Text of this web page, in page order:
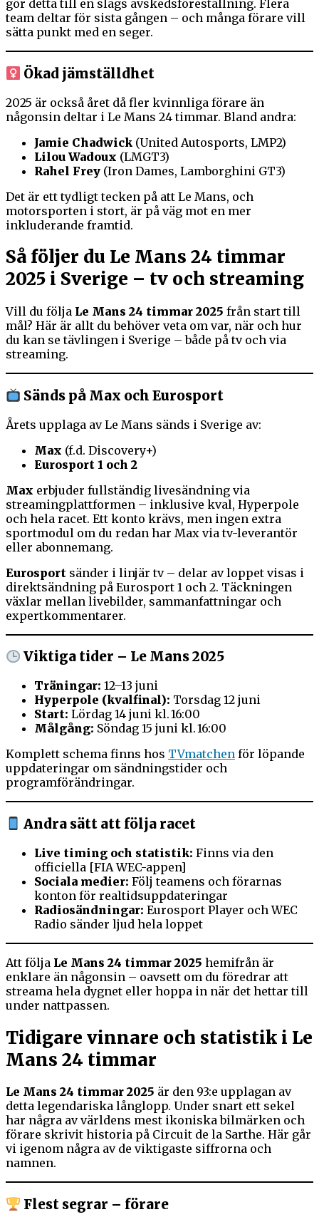
gör detta till en slags avskedsföreställning. Flera
team deltar för sista gången – och många förare vill
sätta punkt med en seger.
Ökad jämställdhet
2025 är också året då fler kvinnliga förare än
någonsin deltar i Le Mans 24 timmar. Bland andra:
Jamie Chadwick (United Autosports, LMP2)
Lilou Wadoux (LMGT3)
Rahel Frey (Iron Dames, Lamborghini GT3)
Det är ett tydligt tecken på att Le Mans, och
motorsporten i stort, är på väg mot en mer
inkluderande framtid.
Så följer du Le Mans 24 timmar
2025 i Sverige – tv och streaming
Vill du följa Le Mans 24 timmar 2025 från start till
mål? Här är allt du behöver veta om var, när och hur
du kan se tävlingen i Sverige – både på tv och via
streaming.
Sänds på Max och Eurosport
Årets upplaga av Le Mans sänds i Sverige av:
Max (f.d. Discovery+)
Eurosport 1 och 2
Max erbjuder fullständig livesändning via
streamingplattformen – inklusive kval, Hyperpole
och hela racet. Ett konto krävs, men ingen extra
sportmodul om du redan har Max via tv-leverantör
eller abonnemang.
Eurosport sänder i linjär tv – delar av loppet visas i
direktsändning på Eurosport 1 och 2. Täckningen
växlar mellan livebilder, sammanfattningar och
expertkommentarer.
Viktiga tider – Le Mans 2025
Träningar: 12–13 juni
Hyperpole (kvalfinal): Torsdag 12 juni
Start: Lördag 14 juni kl. 16:00
Målgång: Söndag 15 juni kl. 16:00
Komplett schema finns hos TVmatchen för löpande
uppdateringar om sändningstider och
programförändringar.
Andra sätt att följa racet
Live timing och statistik: Finns via den
officiella [FIA WEC-appen]
Sociala medier: Följ teamens och förarnas
konton för realtidsuppdateringar
Radiosändningar: Eurosport Player och WEC
Radio sänder ljud hela loppet
Att följa Le Mans 24 timmar 2025 hemifrån är
enklare än någonsin – oavsett om du föredrar att
streama hela dygnet eller hoppa in när det hettar till
under nattpassen.
Tidigare vinnare och statistik i Le
Mans 24 timmar
Le Mans 24 timmar 2025 är den 93:e upplagan av
detta legendariska långlopp. Under snart ett sekel
har några av världens mest ikoniska bilmärken och
förare skrivit historia på Circuit de la Sarthe. Här går
vi igenom några av de viktigaste siffrorna och
namnen.
Flest segrar – förare